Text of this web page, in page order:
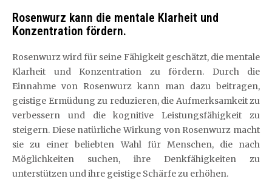
Rosenwurz kann die mentale Klarheit und
Konzentration fördern.
Rosenwurz wird für seine Fähigkeit geschätzt, die mentale
Klarheit und Konzentration zu fördern. Durch die
Einnahme von Rosenwurz kann man dazu beitragen,
geistige Ermüdung zu reduzieren, die Aufmerksamkeit zu
verbessern und die kognitive Leistungsfähigkeit zu
steigern. Diese natürliche Wirkung von Rosenwurz macht
sie zu einer beliebten Wahl für Menschen, die nach
Möglichkeiten suchen, ihre Denkfähigkeiten zu
unterstützen und ihre geistige Schärfe zu erhöhen.